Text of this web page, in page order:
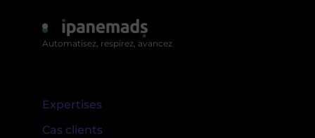
Automatisez, respirez, avancez
Expertises
Cas clients